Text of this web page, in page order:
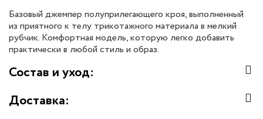
Базовый джемпер полуприлегающего кроя, выполненный
из приятного к телу трикотажного материала в мелкий
рубчик. Комфортная модель, которую легко добавить
практически в любой стиль и образ.
Состав и уход:
Доставка: